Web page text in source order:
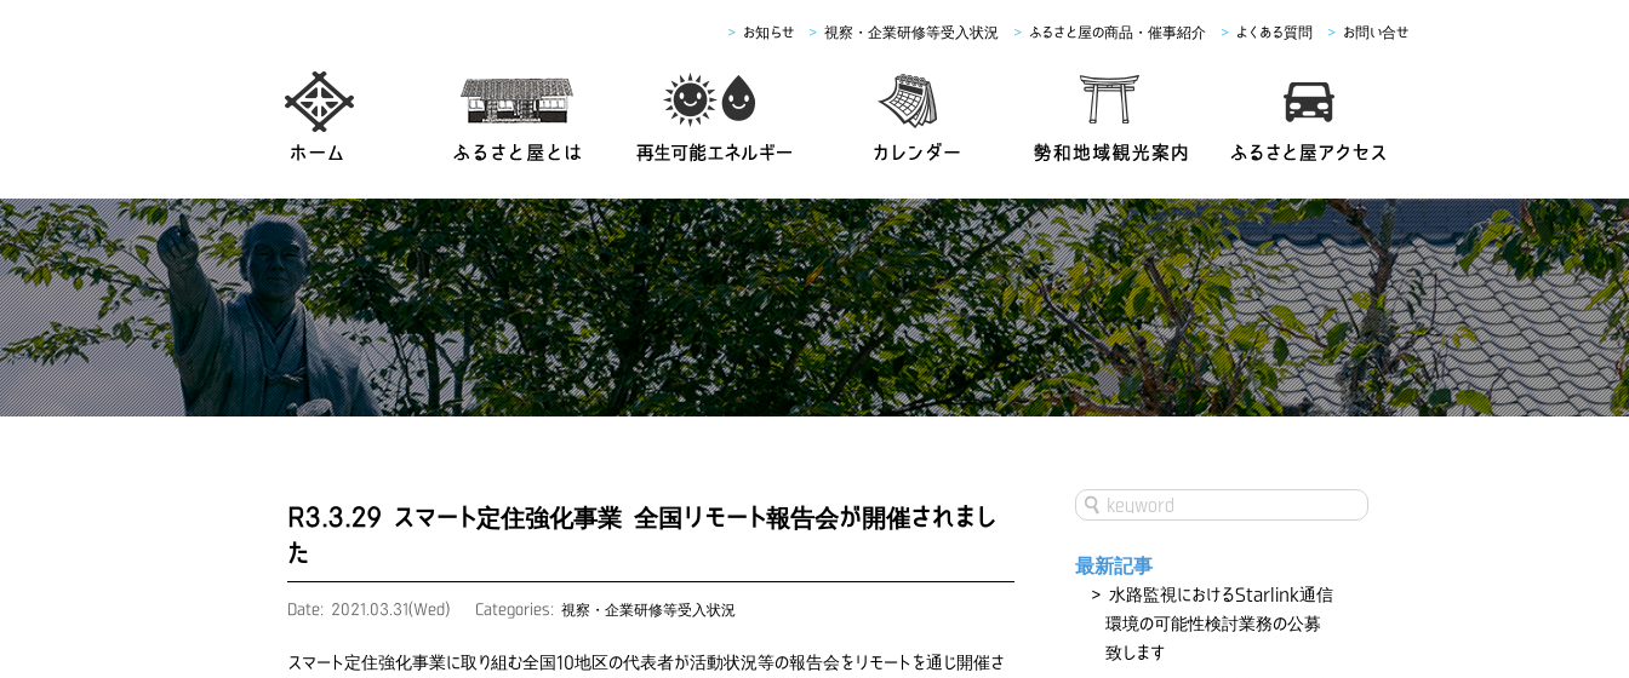
> お知らせ > 視察・企業研修等受入状況 > ふるさと屋の商品・催事紹介 > よくある質問 > お問い合せ
R3.3.29 スマート定住強化事業 全国リモート報告会が開催されまし
た
Date: 2021.03.31(Wed) Categories: 視察・企業研修等受入状況
スマート定住強化事業に取り組む全国10地区の代表者が活動状況等の報告会をリモートを通じ開催さ
最新記事
水路監視におけるStarlink通信
環境の可能性検討業務の公募
致します